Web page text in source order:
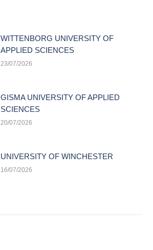
WITTENBORG UNIVERSITY OF
APPLIED SCIENCES
23/07/2026
GISMA UNIVERSITY OF APPLIED
SCIENCES
20/07/2026
UNIVERSITY OF WINCHESTER
16/07/2026